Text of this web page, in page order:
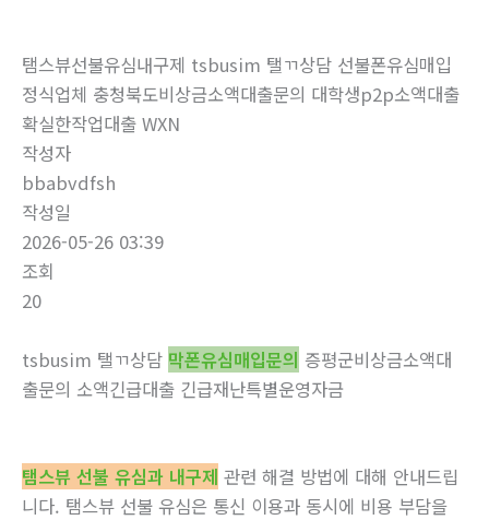
탬스뷰선불유심내구제 tsbusim 탤ㄲ상담 선불폰유심매입
정식업체 충청북도비상금소액대출문의 대학생p2p소액대출
확실한작업대출 WXN
작성자
bbabvdfsh
작성일
2026-05-26 03:39
조회
20
tsbusim 탤ㄲ상담 막폰유심매입문의 증평군비상금소액대
출문의 소액긴급대출 긴급재난특별운영자금
탬스뷰 선불 유심과 내구제 관련 해결 방법에 대해 안내드립
니다. 탬스뷰 선불 유심은 통신 이용과 동시에 비용 부담을